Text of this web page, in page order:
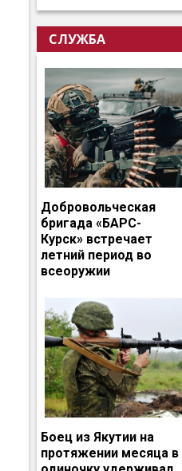
СЛУЖБА
Добровольческая
бригада «БАРС-
Курск» встречает
летний период во
всеоружии
Боец из Якутии на
протяжении месяца в